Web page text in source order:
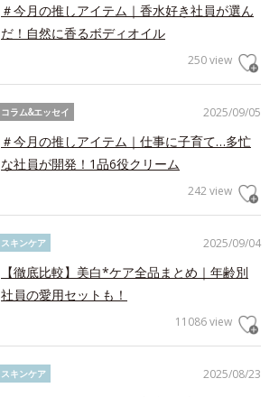
＃今月の推しアイテム｜香水好き社員が選ん
だ！自然に香るボディオイル
250 view
2025/09/05
コラム&エッセイ
＃今月の推しアイテム｜仕事に子育て…多忙
な社員が開発！1品6役クリーム
242 view
2025/09/04
スキンケア
【徹底比較】美白*ケア全品まとめ｜年齢別
社員の愛用セットも！
11086 view
2025/08/23
スキンケア